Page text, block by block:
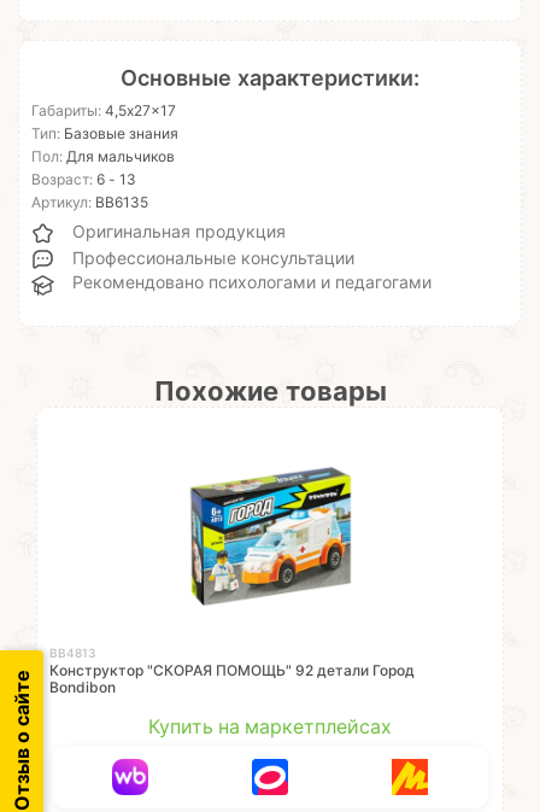
Основные характеристики:
Габариты: 4,5x27x17
Тип: Базовые знания
Пол: Для мальчиков
Возраст: 6 - 13
Артикул: ВВ6135
Оригинальная продукция
Профессиональные консультации
Рекомендовано психологами и педагогами
Похожие товары
ВВ4813
Конструктор "СКОРАЯ ПОМОЩЬ" 92 детали Город
Bondibon
Купить на маркетплейсах
Отзыв о сайте